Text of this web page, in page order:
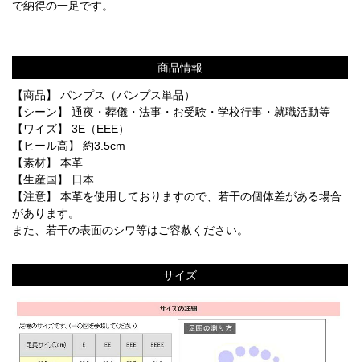
で納得の一足です。
商品情報
【商品】 パンプス（パンプス単品）
【シーン】 通夜・葬儀・法事・お受験・学校行事・就職活動等
【ワイズ】 3E（EEE）
【ヒール高】 約3.5cm
【素材】 本革
【生産国】 日本
【注意】 本革を使用しておりますので、若干の個体差がある場合
があります。
また、若干の表面のシワ等はご容赦ください。
サイズ